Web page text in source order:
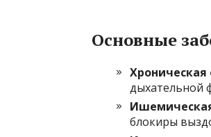
Основные
Хроническая
дыхательной
блокиры